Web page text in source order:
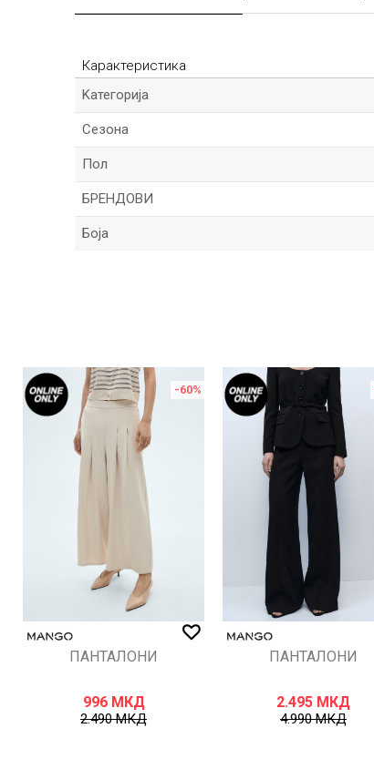
Карактеристика
Kатегорија
Сезона
Пол
БРЕНДОВИ
Боја
Порака
-60%
ПАНТАЛОНИ
996 МКД
2.490МКД
ПАНТАЛОНИ
2.495 МКД
4.990МКД